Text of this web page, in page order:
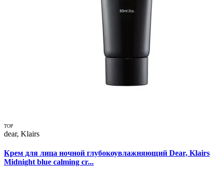
TOP
dear, Klairs
Крем для лица ночной глубокоувлажняющий Dear, Klairs
Midnight blue calming cr...